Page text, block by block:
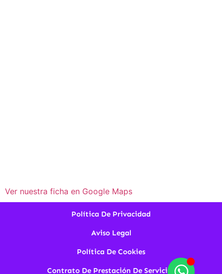
Ver nuestra ficha en Google Maps
Política De Privacidad
Aviso Legal
Política De Cookies
Contrato De Prestación De Servicios